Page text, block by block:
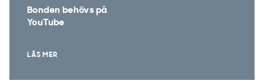
Bonden behövs på
YouTube
LÄS MER